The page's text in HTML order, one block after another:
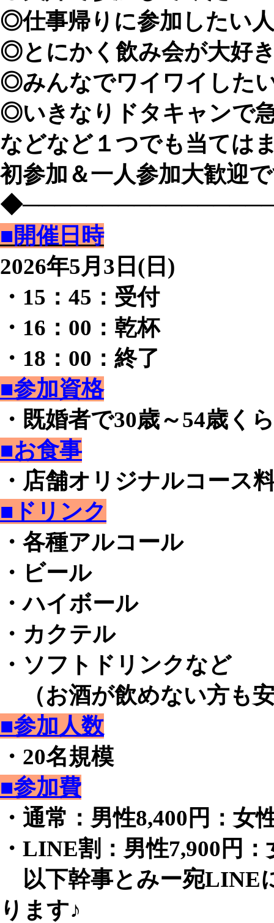
◎仕事帰りに参加したい人
◎とにかく飲み会が大好
◎みんなでワイワイした
◎いきなりドタキャンで
などなど１つでも当ては
初参加＆一人参加大歓迎
■開催日時
2026年5月3日(日)
・15：45：受付
・16：00：乾杯
・18：00：終了
■参加資格
・既婚者で30歳～54歳く
■お食事
・店舗オリジナルコース
■ドリンク
・各種アルコール
・ビール
・ハイボール
・カクテル
・ソフトドリンクなど
（お酒が飲めない方も
■参加人数
・20名規模
■参加費
・通常：男性8,400円：女
・LINE割：男性7,900円：
以下幹事とみー宛LINE
ります♪